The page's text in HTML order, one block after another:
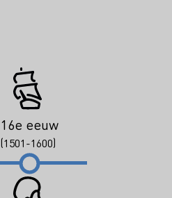
16e eeuw
(1501-1600)